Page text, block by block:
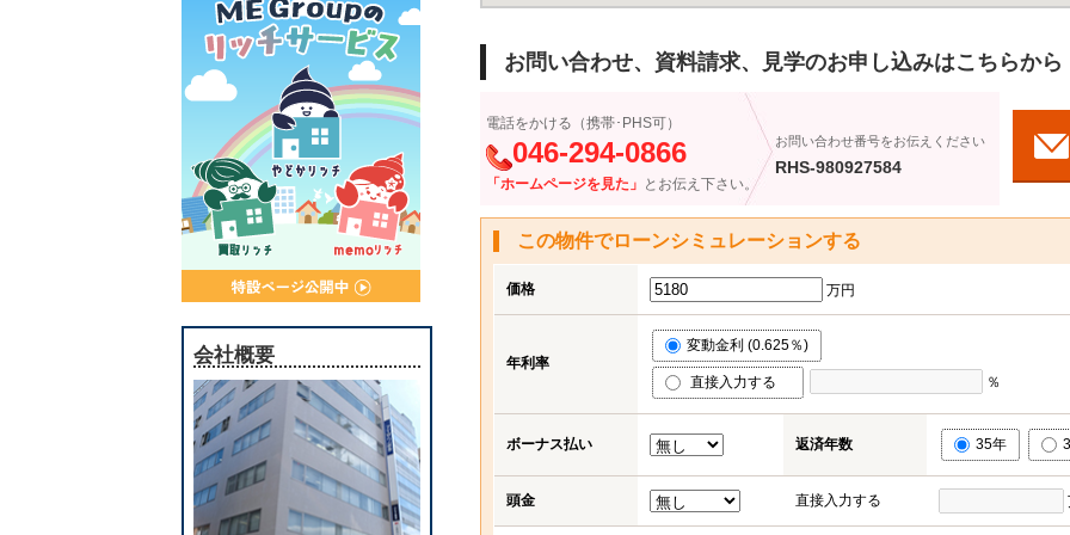
お問い合わせ、資料請求、見学のお申し込みはこちらから
電話をかける（携帯･PHS可）
046-294-0866
「ホームページを見た」 とお伝え下さい。
お問い合わせ番号をお伝えください
RHS-980927584
この物件でローンシミュレーションする
価格 万円
年利率
変動金利 (0.625％)
直接入力する ％
ボーナス払い 返済年数 35年
頭金 直接入力する
会社概要